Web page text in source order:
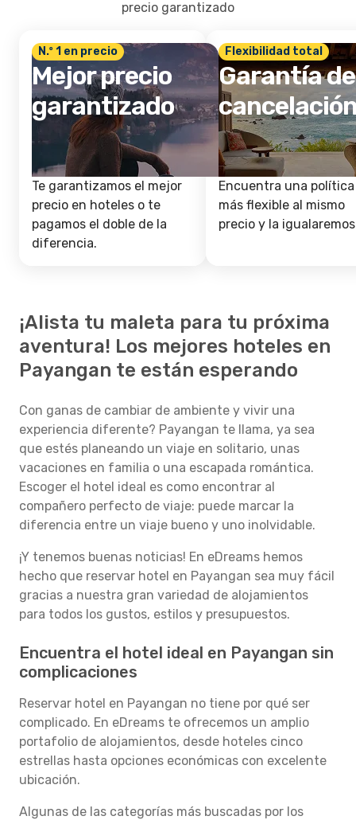
precio garantizado
N.º 1 en precio
Mejor precio
garantizado
Te garantizamos el mejor
precio en hoteles o te
pagamos el doble de la
diferencia.
Flexibilidad total
Garantía de
Encuentra una política
más flexible al mismo
precio y la
¡Alista tu maleta para tu próxima
aventura! Los mejores hoteles en
Payangan te están esperando
Con ganas de cambiar de ambiente y vivir una
experiencia diferente? Payangan te llama, ya sea
que estés planeando un viaje en solitario, unas
vacaciones en familia o una escapada romántica.
Escoger el hotel ideal es como encontrar al
compañero perfecto de viaje: puede marcar la
diferencia entre un viaje bueno y uno inolvidable.
¡Y tenemos buenas noticias! En eDreams hemos
hecho que reservar hotel en Payangan sea muy fácil
gracias a nuestra gran variedad de alojamientos
para todos los gustos, estilos y presupuestos.
Encuentra el hotel ideal en Payangan sin
complicaciones
Reservar hotel en Payangan no tiene por qué ser
complicado. En eDreams te ofrecemos un amplio
portafolio de alojamientos, desde hoteles cinco
estrellas hasta opciones económicas con excelente
ubicación.
Algunas de las categorías más buscadas por los